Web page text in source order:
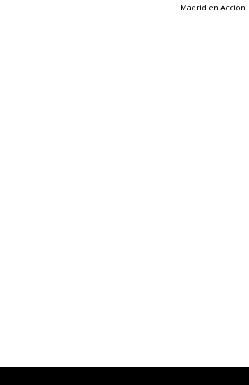
Madrid en Accion